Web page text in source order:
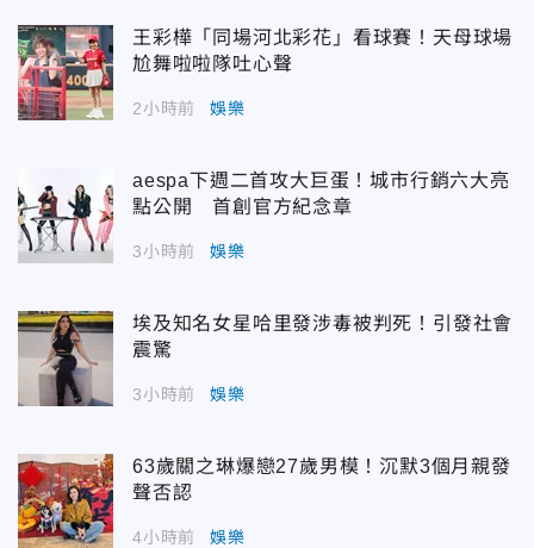
王彩樺「同場河北彩花」看球賽！天母球場
尬舞啦啦隊吐心聲
2小時前 娛樂
aespa下週二首攻大巨蛋！城市行銷六大亮
點公開 首創官方紀念章
3小時前 娛樂
埃及知名女星哈里發涉毒被判死！引發社會
震驚
3小時前 娛樂
63歲關之琳爆戀27歲男模！沉默3個月親發
聲否認
4小時前 娛樂